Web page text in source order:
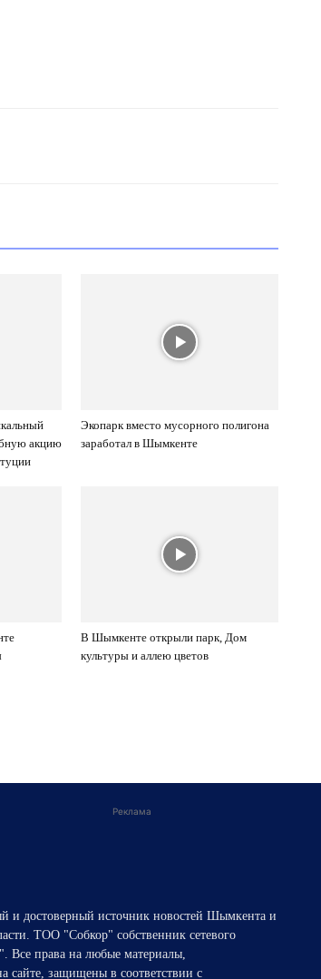
акцию
Экопарк вместо мусорного полигона
заработал в Шымкенте
В Шымкенте открыли парк, Дом
культуры и аллею цветов
Реклама
и достоверный источник новостей Шымкента и
ТОО "Собкор" собственник сетевого
Все права на любые материалы,
сайте, защищены в соответствии с